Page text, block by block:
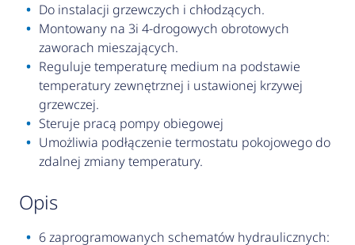
Do instalacji grzewczych i chłodzących.
Montowany na 3i 4-drogowych obrotowych
zaworach mieszających.
Reguluje temperaturę medium na podstawie
temperatury zewnętrznej i ustawionej krzywej
grzewczej.
Steruje pracą pompy obiegowej
Umożliwia podłączenie termostatu pokojowego do
zdalnej zmiany temperatury.
opis
6 zaprogramowanych schematów hydraulicznych: